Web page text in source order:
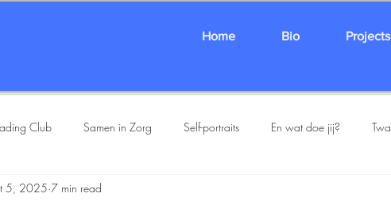
Home Bio Projects
Club Samen in Zorg Self-portraits En wat doe jij?
Karavaan The Karamazovs
5, 2025 7 min read